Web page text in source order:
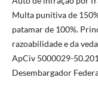
Multa punitiva de
patamar de 100%.
razoabilidade e da
ApCiv 5000029-
Desembargador